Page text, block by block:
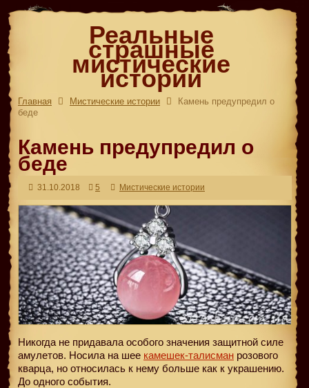
Реальные
страшные
мистические
истории
Главная Мистические истории
Камень предупредил о
беде
Камень предупредил о
беде
31.10.2018 5 Мистические истории
Никогда не придавала особого значения защитной силе
амулетов. Носила на шее камешек-талисман розового
кварца, но относилась к нему больше как к украшению.
До одного события.